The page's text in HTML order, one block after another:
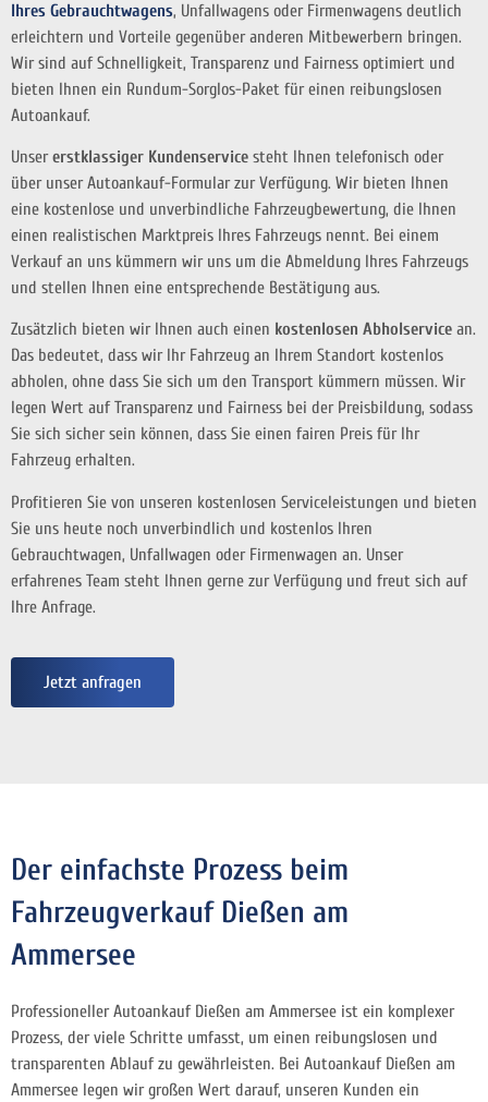
Ihres Gebrauchtwagens, Unfallwagens oder Firmenwagens deutlich
erleichtern und Vorteile gegenüber anderen Mitbewerbern bringen.
Wir sind auf Schnelligkeit, Transparenz und Fairness optimiert und
bieten Ihnen ein Rundum-Sorglos-Paket für einen reibungslosen
Autoankauf.
Unsererstklassiger Kundenservice steht Ihnen telefonisch oder
über unser Autoankauf-Formular zur Verfügung. Wir bieten Ihnen
eine kostenlose und unverbindliche Fahrzeugbewertung, die Ihnen
einen realistischen Marktpreis Ihres Fahrzeugs nennt. Bei einem
Verkauf an uns kümmern wir uns um die Abmeldung Ihres Fahrzeugs
und stellen Ihnen eine entsprechende Bestätigung aus.
Zusätzlich bieten wir Ihnen auch einen kostenlosen Abholservice an.
Das bedeutet, dass wir Ihr Fahrzeug an Ihrem Standort kostenlos
abholen, ohne dass Sie sich um den Transport kümmern müssen. Wir
legen Wert auf Transparenz und Fairness bei der Preisbildung, sodass
Sie sich sicher sein können, dass Sie einen fairen Preis für Ihr
Fahrzeug erhalten.
Profitieren Sie von unseren kostenlosen Serviceleistungen und bieten
Sie uns heute noch unverbindlich und kostenlos Ihren
Gebrauchtwagen, Unfallwagen oder Firmenwagen an. Unser
erfahrenes Team steht Ihnen gerne zur Verfügung und freut sich auf
Ihre Anfrage.
Jetzt anfragen
Der einfachste Prozess beim
Fahrzeugverkauf Dießen am
Ammersee
Professioneller Autoankauf Dießen am Ammersee ist ein komplexer
Prozess, der viele Schritte umfasst, um einen reibungslosen und
transparenten Ablauf zu gewährleisten. Bei Autoankauf Dießen am
Ammersee legen wir großen Wert darauf, unseren Kunden ein